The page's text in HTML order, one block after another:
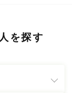
を探す